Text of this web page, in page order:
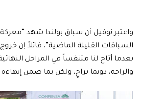
واعتبر نوفيل أن سباق بولندا شهد
السباقات القليلة الماضية”، قائلاً إن خروج
بعدما أتاح لنا متنفساً في المراحل
والراحة، دونما تراخٍ، ولكن بما ضمن إنهاءه